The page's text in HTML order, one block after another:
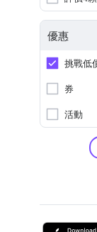
優惠
挑戰低
券
活動